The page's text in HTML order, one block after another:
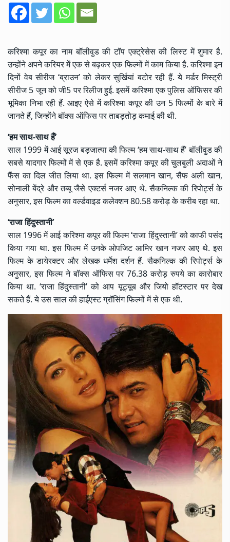
करिश्मा कपूर का नाम बॉलीवुड की टॉप एक्ट्रेसेस की लिस्ट में शुमार है.
उन्होंने अपने करियर में एक से बढ़कर एक फिल्मों में काम किया है. करिश्मा इन
दिनों वेब सीरीज ‘ब्राउन’ को लेकर सुर्खियां बटोर रही हैं. ये मर्डर मिस्ट्री
सीरीज 5 जून को जी5 पर रिलीज हुई. इसमें करिश्मा एक पुलिस ऑफिसर की
भूमिका निभा रही हैं. आइए ऐसे में करिश्मा कपूर की उन 5 फिल्मों के बारे में
जानते हैं, जिन्होंने बॉक्स ऑफिस पर ताबड़तोड़ कमाई की थी.
‘हम साथ-साथ हैं’
साल 1999 में आई सूरज बड़जात्या की फिल्म ‘हम साथ-साथ हैं’ बॉलीवुड की
सबसे यादगार फिल्मों में से एक है. इसमें करिश्मा कपूर की चुलबुली अदाओं ने
फैंस का दिल जीत लिया था. इस फिल्म में सलमान खान, सैफ अली खान,
सोनाली बेंद्रे और तब्बू जैसे एक्टर्स नजर आए थे. सैकनिल्क की रिपोर्ट्स के
अनुसार, इस फिल्म का वर्ल्डवाइड कलेक्शन 80.58 करोड़ के करीब रहा था.
‘राजा हिंदुस्तानी’
साल 1996 में आई करिश्मा कपूर की फिल्म ‘राजा हिंदुस्तानी’ को काफी पसंद
किया गया था. इस फिल्म में उनके ओपजिट आमिर खान नजर आए थे. इस
फिल्म के डायेरक्टर और लेखक धर्मेश दर्शन हैं. सैकनिल्क की रिपोर्ट्स के
अनुसार, इस फिल्म ने बॉक्स ऑफिस पर 76.38 करोड़ रुपये का कारोबार
किया था. ‘राजा हिंदुस्तानी’ को आप यूट्यूब और जियो हॉटस्टार पर देख
सकते हैं. ये उस साल की हाईएस्ट ग्रॉसिंग फिल्मों में से एक थी.